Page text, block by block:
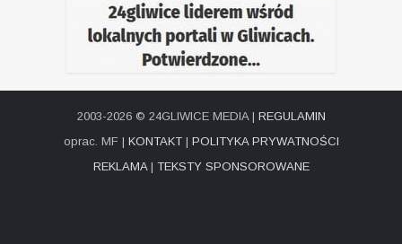
2003-2026 © 24GLIWICE MEDIA | REGULAMIN
oprac. MF | KONTAKT| POLITYKA PRYWATNOŚCI
REKLAMA| TEKSTY SPONSOROWANE